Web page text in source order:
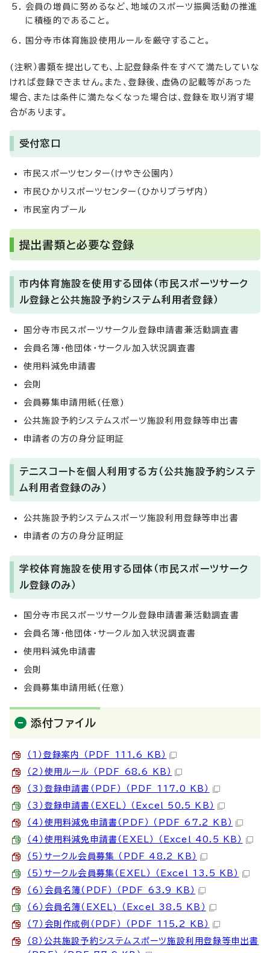
会員の増員に努めるなど、地域のスポーツ振興活動の推進
に積極的であること。
国分寺市体育施設使用ルールを厳守すること。
(注釈）書類を提出しても、上記登録条件をすべて満たしていな
ければ登録できません。また、登録後、虚偽の記載等があった
場合、または条件に満たなくなった場合は、登録を取り消す場
合があります。
受付窓口
市民スポーツセンター（けやき公園内）
市民ひかりスポーツセンター（ひかりプラザ内）
市民室内プール
提出書類と必要な登録
市内体育施設を使用する団体（市民スポーツサーク
ル登録と公共施設予約システム利用者登録）
国分寺市民スポーツサークル登録申請書兼活動調査書
会員名簿・他団体・サークル加入状況調査書
使用料減免申請書
会則
会員募集申請用紙(任意)
公共施設予約システムスポーツ施設利用登録等申出書
申請者の方の身分証明証
テニスコートを個人利用する方（公共施設予約システ
ム利用者登録のみ）
公共施設予約システムスポーツ施設利用登録等申出書
申請者の方の身分証明証
学校体育施設を使用する団体（市民スポーツサーク
ル登録のみ）
国分寺市民スポーツサークル登録申請書兼活動調査書
会員名簿・他団体・サークル加入状況調査書
使用料減免申請書
会則
会員募集申請用紙(任意)
添付ファイル
（1）登録案内 （PDF 111.6 KB）
（2）使用ルール （PDF 68.6 KB）
（3）登録申請書（PDF） （PDF 117.0 KB）
（3）登録申請書（EXEL） （Excel 50.5 KB）
（4）使用料減免申請書（PDF） （PDF 67.2 KB）
（4）使用料減免申請書（EXEL） （Excel 40.5 KB）
（5）サークル会員募集 （PDF 48.2 KB）
（5）サークル会員募集（EXEL） （Excel 13.5 KB）
（6）会員名簿（PDF） （PDF 63.9 KB）
（6）会員名簿（EXEL) （Excel 38.5 KB）
（7）会則作成例（PDF） （PDF 115.2 KB）
（8）公共施設予約システムスポーツ施設利用登録等申出書